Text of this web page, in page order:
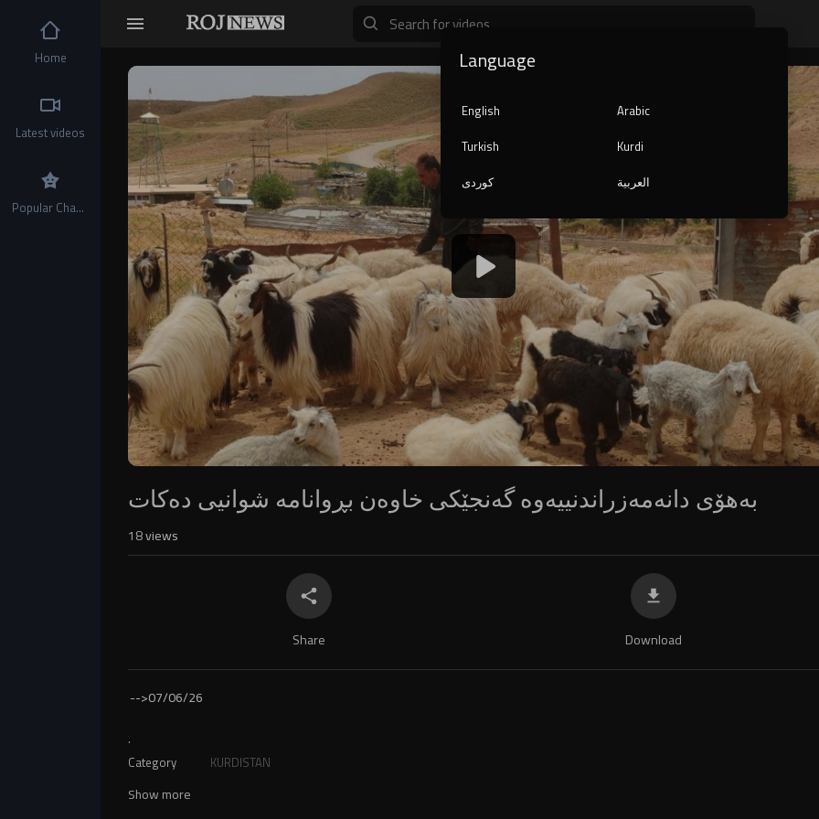
Video
Player
1080p
240p
auto
بەهۆی دانەمەزراندنییەوە گەنجێکی خاوەن بڕوانامە شوانیی دەکات
18views
Share Download
-->07/06/26
.
Category KURDISTAN
Show more
Home
Latest videos
Popular Channels
Language
English
Arabic
Turkish
Kurdi
کوردی
العربية